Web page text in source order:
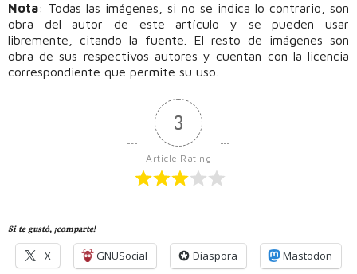
Nota: Todas las imágenes, si no se indica lo contrario, son
obra del autor de este artículo y se pueden usar
libremente, citando la fuente. El resto de imágenes son
obra de sus respectivos autores y cuentan con la licencia
correspondiente que permite su uso.
3
Article Rating
Si te gustó, ¡comparte!
X GNUSocial Diaspora Mastodon